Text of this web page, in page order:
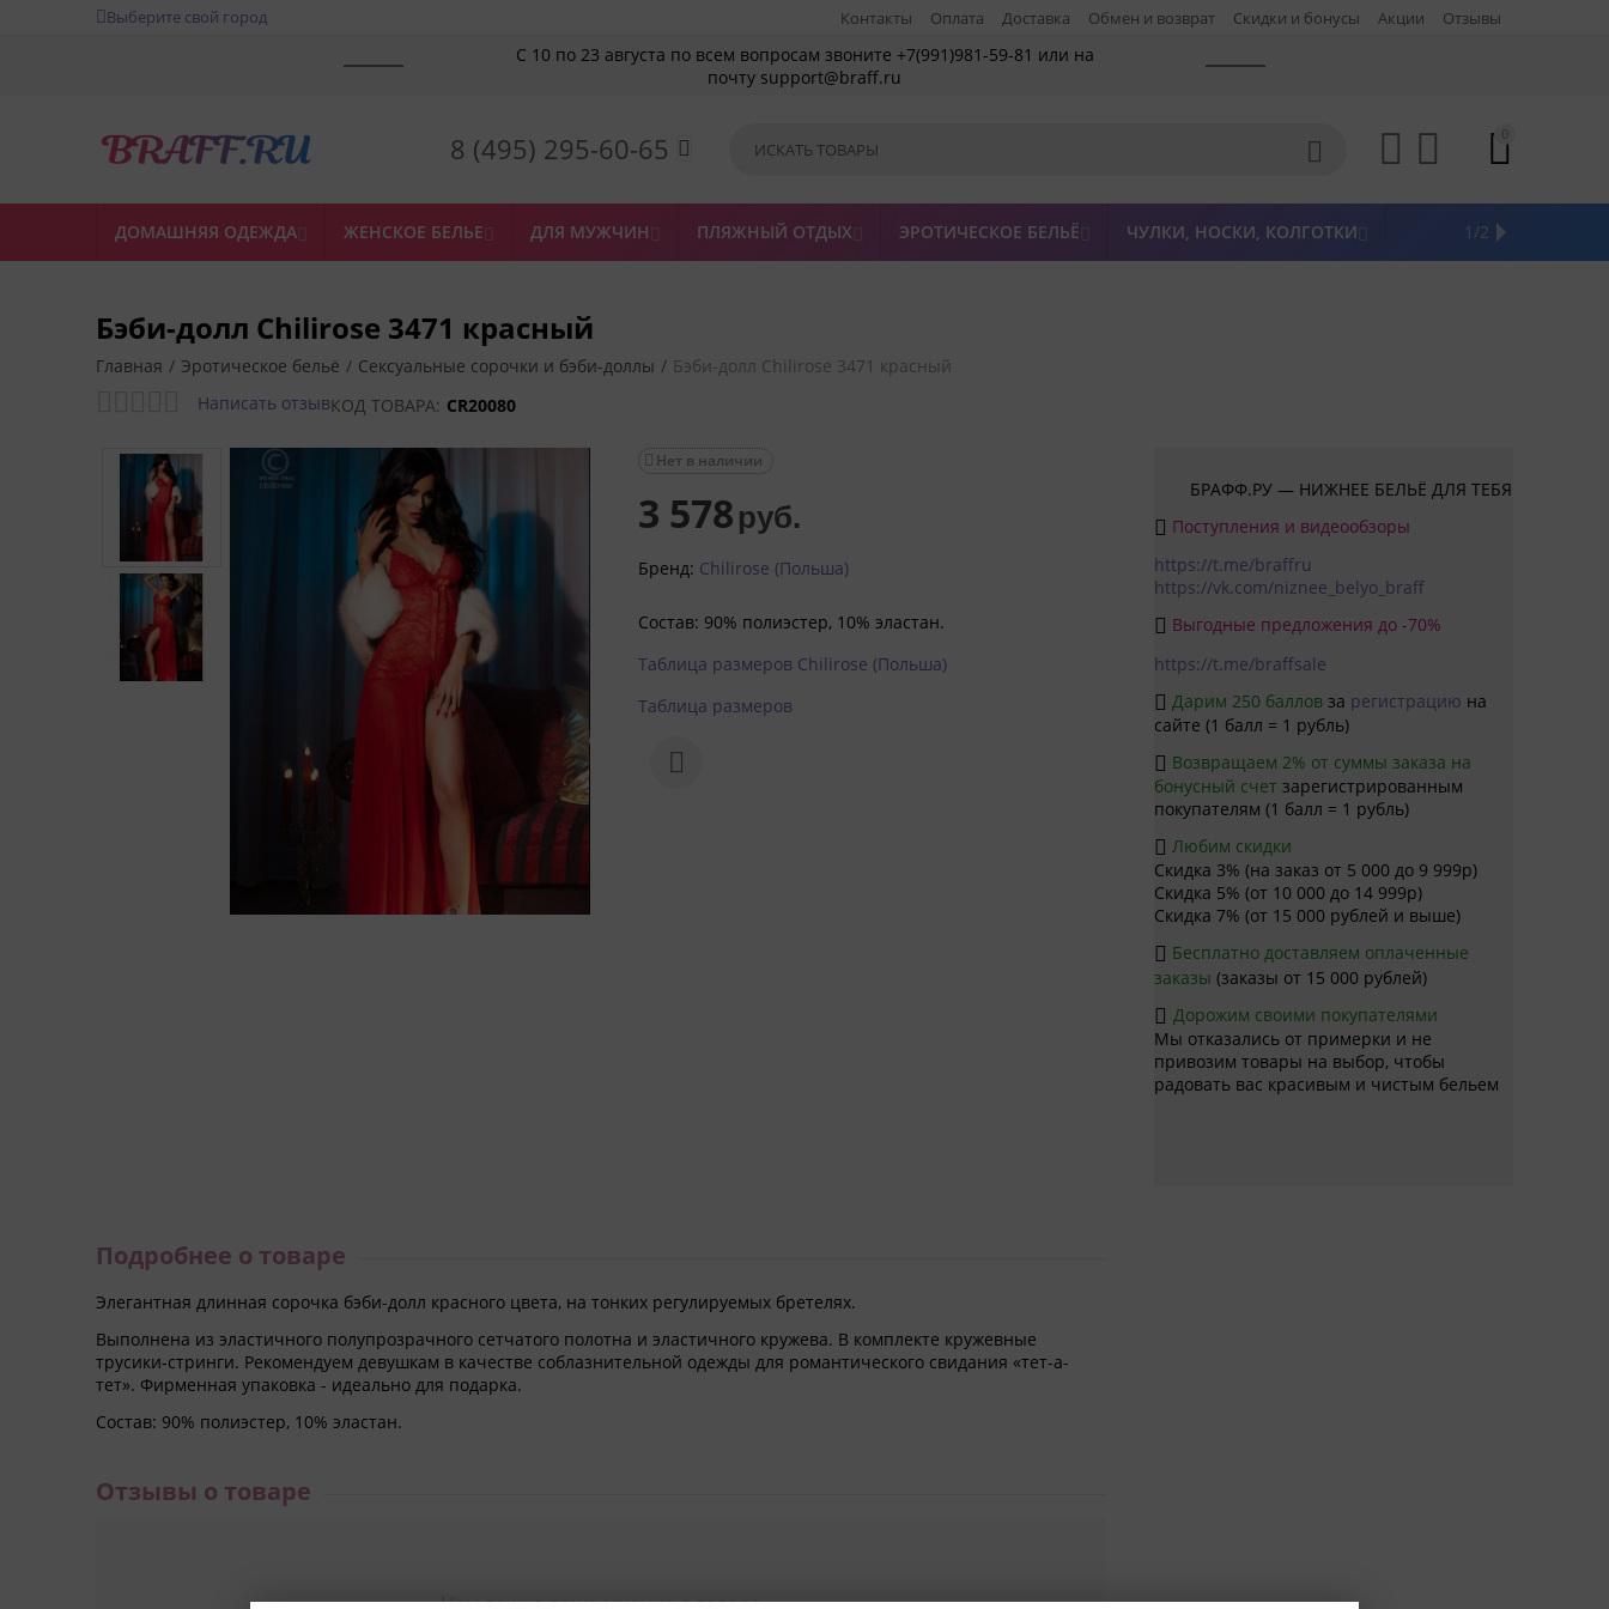
Выберите свой город Контакты Оплата Доставка Обмен и возврат Скидки и бонусы Акции Отзывы
С 10 по 23 августа по всем вопросам звоните +7(991)981-59-81 или на
почту support@braff.ru
8 (495) 295-60-65     0

ДОМАШНЯЯ ОДЕЖДА ЖЕНСКОЕ БЕЛЬЕ ДЛЯ МУЖЧИН ПЛЯЖНЫЙ ОТДЫХ ЭРОТИЧЕСКОЕ БЕЛЬЁ ЧУЛКИ, НОСКИ, КОЛГОТКИ ЖЕНСКАЯ ОДЕЖДА
ПОСЛЕДНИЙ РАЗМЕР
НОВИНКИ
РАСПРОДАЖА
БРЕНДЫ1/2
Бэби-долл Chilirose 3471 красный
Главная / Эротическое бельё / Сексуальные сорочки и бэби-доллы / Бэби-долл Chilirose 3471 красный
Написать отзывКОД ТОВАРА: CR20080
Нет в наличии
3 578 руб.
Бренд: Chilirose (Польша)
Состав: 90% полиэстер, 10% эластан.
Таблица размеров Chilirose (Польша)
Таблица размеров
БРАФФ.РУ — НИЖНЕЕ БЕЛЬЁ ДЛЯ ТЕБЯ
 Поступления и видеообзоры
https://t.me/braffru
https://vk.com/niznee_belyo_braff
 Выгодные предложения до -70%
https://t.me/braffsale
 Дарим 250 баллов за регистрацию на
сайте (1 балл = 1 рубль)
 Возвращаем 2% от суммы заказа на
бонусный счет зарегистрированным
покупателям (1 балл = 1 рубль)
 Любим скидки
Скидка 3% (на заказ от 5 000 до 9 999р)
Скидка 5% (от 10 000 до 14 999р)
Скидка 7% (от 15 000 рублей и выше)
 Бесплатно доставляем оплаченные
заказы (заказы от 15 000 рублей)
 Дорожим своими покупателями
Мы отказались от примерки и не
привозим товары на выбор, чтобы
радовать вас красивым и чистым бельем
Подробнее о товаре
Элегантная длинная сорочка бэби-долл красного цвета, на тонких регулируемых бретелях.
Выполнена из эластичного полупрозрачного сетчатого полотна и эластичного кружева. В комплекте кружевные
трусики-стринги. Рекомендуем девушкам в качестве соблазнительной одежды для романтического свидания «тет-а-
тет». Фирменная упаковка - идеально для подарка.
Состав: 90% полиэстер, 10% эластан.
Отзывы о товаре